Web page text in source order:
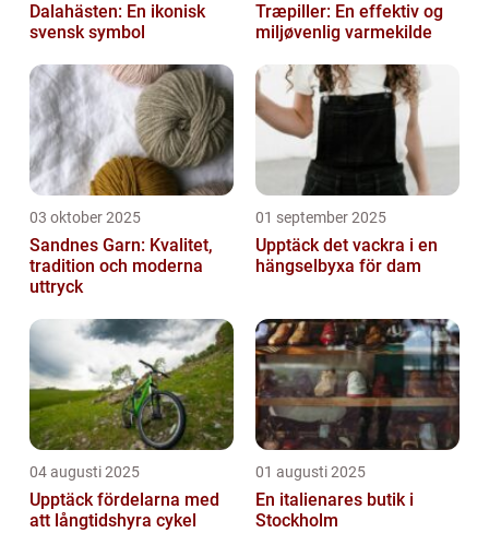
Dalahästen: En ikonisk
svensk symbol
Træpiller: En effektiv og
miljøvenlig varmekilde
03 oktober 2025
Sandnes Garn: Kvalitet,
tradition och moderna
uttryck
01 september 2025
Upptäck det vackra i en
hängselbyxa för dam
04 augusti 2025
Upptäck fördelarna med
att långtidshyra cykel
01 augusti 2025
En italienares butik i
Stockholm